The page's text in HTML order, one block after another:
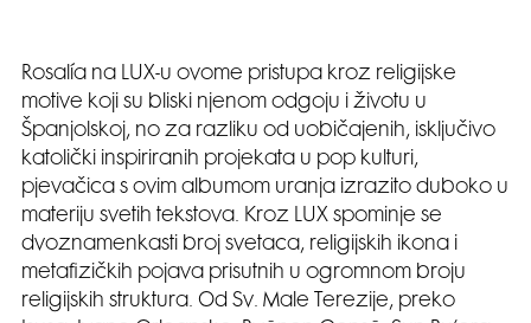
Rosalía na LUX-u ovome pristupa kroz religijske
motive koji su bliski njenom odgoju i životu u
Španjolskoj, no za razliku od uobičajenih, isključivo
katolički inspiriranih projekata u pop kulturi,
pjevačica s ovim albumom uranja izrazito duboko u
materiju svetih tekstova. Kroz LUX spominje se
dvoznamenkasti broj svetaca, religijskih ikona i
metafizičkih pojava prisutnih u ogromnom broju
religijskih struktura. Od Sv. Male Terezije, preko